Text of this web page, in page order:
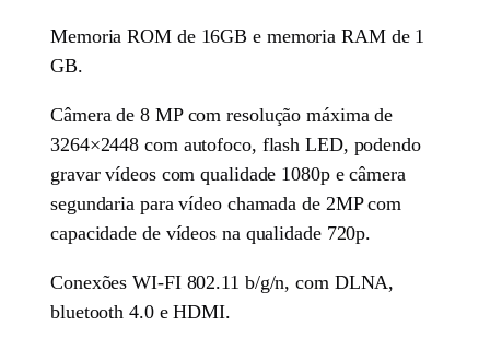
Memoria ROM de 16GB e memoria RAM de 1
GB.
Câmera de 8 MP com resolução máxima de
3264×2448 com autofoco, flash LED, podendo
gravar vídeos com qualidade 1080p e câmera
segundaria para vídeo chamada de 2MP com
capacidade de vídeos na qualidade 720p.
Conexões WI-FI 802.11 b/g/n, com DLNA,
bluetooth 4.0 e HDMI.